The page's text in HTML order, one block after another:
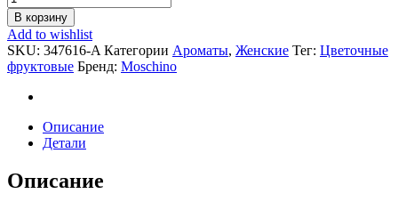
Funny!
quantity
В корзину
Add to wishlist
SKU: 347616-A Категории Ароматы, Женские Тег: Цветочные
фруктовые Бренд: Moschino
Описание
Детали
Описание